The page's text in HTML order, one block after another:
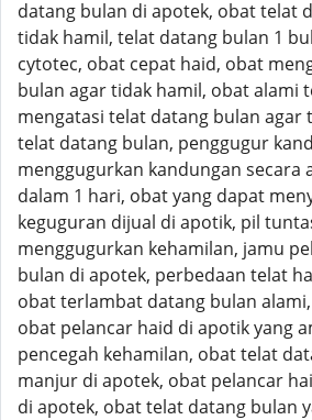
datang bulan di apotek, obat telat
tidak hamil, telat datang bulan 1
cytotec, obat cepat haid, obat
bulan agar tidak hamil, obat alami
mengatasi telat datang bulan agar
telat datang bulan, penggugur
menggugurkan kandungan secara
dalam 1 hari, obat yang dapat
keguguran dijual di apotik, pil
menggugurkan kehamilan, jamu
bulan di apotek, perbedaan telat
obat terlambat datang bulan
obat pelancar haid di apotik yang
pencegah kehamilan, obat telat
manjur di apotek, obat pelancar
di apotek, obat telat datang bulan